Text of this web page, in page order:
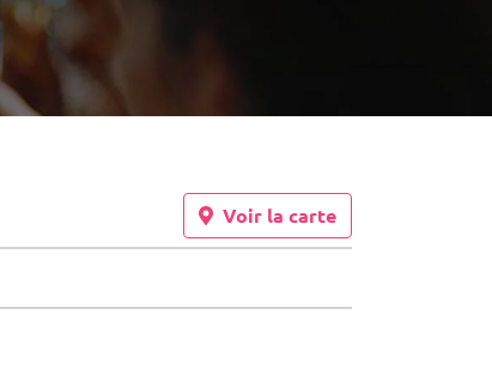
Voir la carte